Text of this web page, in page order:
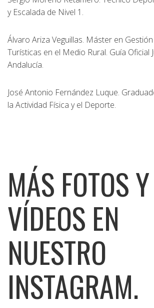
y Escalada de Nivel 1.
Álvaro Ariza Veguillas. Máster en
Turísticas en el Medio Rural. Guía Oficial
Andalucía.
José Antonio Fernández Luque.
la Actividad Física y el Deporte.
MÁS FOTOS Y
VÍDEOS EN
NUESTRO
INSTAGRAM.